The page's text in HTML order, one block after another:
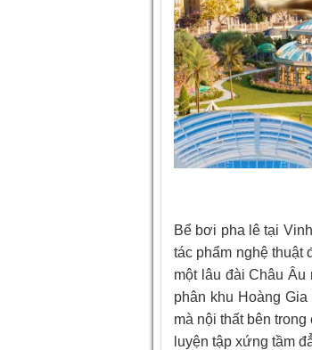
Bể bơi pha lê tại
tác phẩm nghệ thuật
một lâu đài Châu
phân khu Hoàng Gia
mà nội thất bên
luyện tập xứng tầm